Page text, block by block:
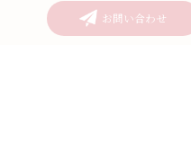
お問い合わせ